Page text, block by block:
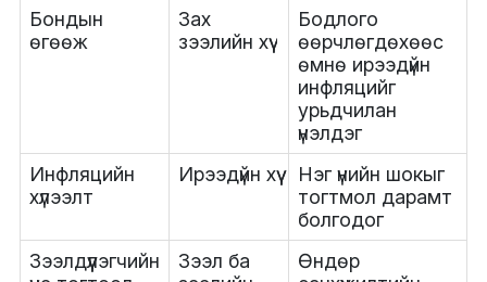
Бондын
өгөөж
Зах
зээлийн хүү
Бодлого
өөрчлөгдөхөөс
өмнө ирээдүйн
инфляцийг
урьдчилан
үнэлдэг
Инфляцийн
хүлээлт
Ирээдүйн хүү
Нэг үнийн шокыг
тогтмол дарамт
болгодог
Зээлдүүлэгчийн
Зээл ба
Өндөр